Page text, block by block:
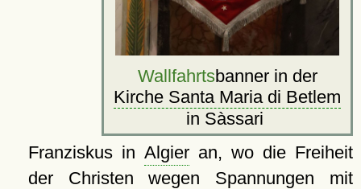
Wallfahrtsbanner in der
Kirche Santa Maria di Betlem
in Sàssari
Franziskus in Algieran, wo die Freiheit
der Christen wegen Spannungen mit